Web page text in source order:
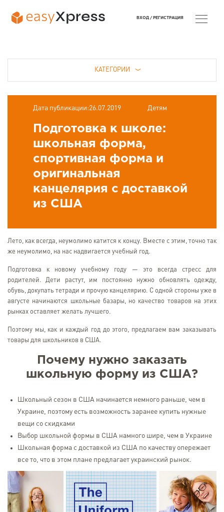
КАТЕГОРИИ
Дата публикации:26.07.2019 Детям
Подготовка к школе:
школьная форма,
спортивная форма и
оригинальная
канцелярия с доставкой
из США
Лето, как всегда, неумолимо катится к концу. Вместе с этим, точно так
же неумолимо, на нас надвигается учебный год.
Подготовка к новому учебному году — это всегда стресс для
родителей. Дети растут, им постоянно нужно обновлять одежду,
обувь, докупать тетради и прочую канцелярию. С одной стороны уже в
августе начинаются школьные базары, но качество товаров на этих
рынках оставляет желать лучшего.
Поэтому мы, как и каждый год до этого, предлагаем вам заказывать
товары для школьников в США.
Почему нужно заказать
школьную форму из США?
Школьный сезон в США начинается немного раньше, чем в
Украине, поэтому есть возможность заранее купить нужные
вещи со скидками
Выбор школьной формы в США намного шире, чем в Украине
Школьная форма с доставкой из США по качеству опережает
все то, что в этом плане предлагает украинский рынок.
ВХОД / РЕГИСТРАЦИЯ